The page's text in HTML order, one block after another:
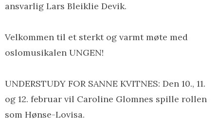
ansvarlig Lars Bleiklie Devik.
Velkommen til et sterkt og varmt møte med
oslomusikalen UNGEN!
UNDERSTUDY FOR SANNE KVITNES: Den 10., 11.
og 12. februar vil Caroline Glomnes spille rollen
som Hønse-Lovisa.